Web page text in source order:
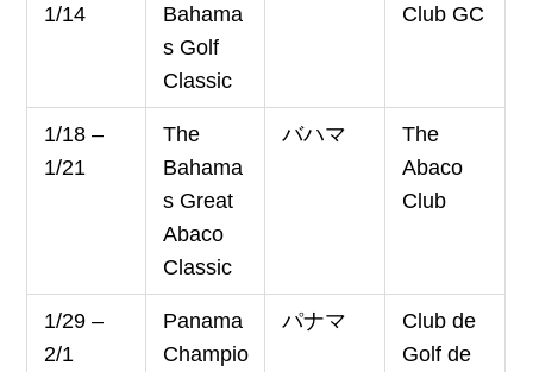
1/14
Bahama
s Golf
Classic
Club GC
1/18 –
1/21
The
Bahama
s Great
Abaco
Classic
バハマ
The
Abaco
Club
1/29 –
2/1
Panama
Champio
パナマ
Club de
Golf de